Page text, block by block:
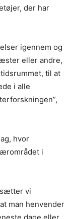
der har
igennem og
eller andre,
til at
i alle
hvor
i
vi
man henvender